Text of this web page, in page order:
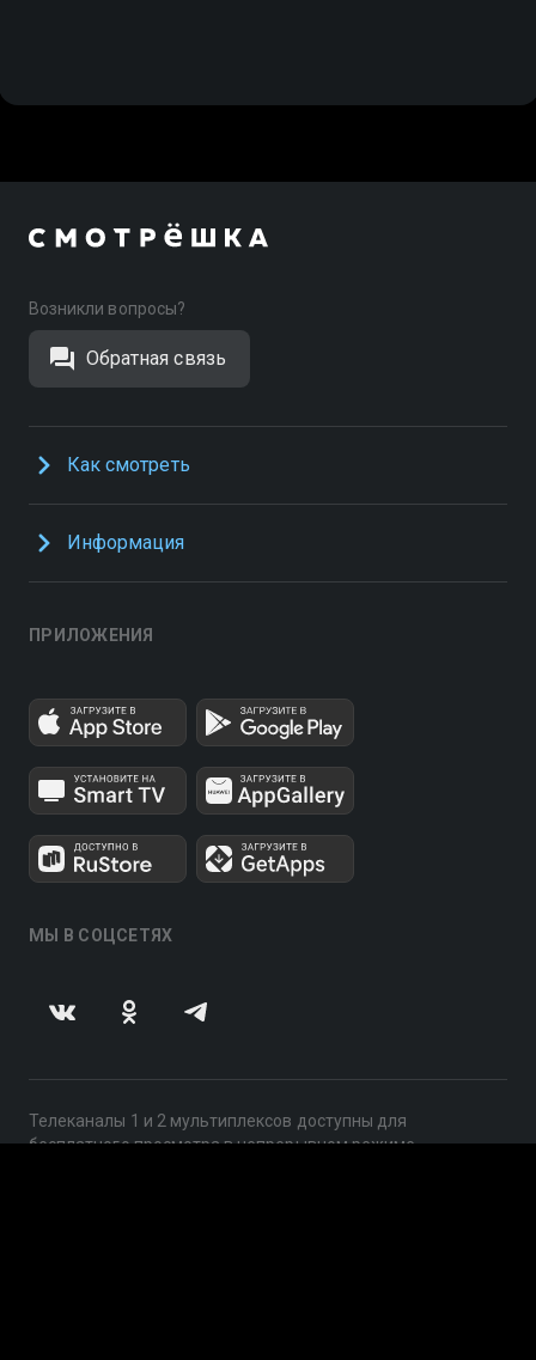
Возникли вопросы?
Обратная связь
Как смотреть
Информация
ПРИЛОЖЕНИЯ
МЫ В СОЦСЕТЯХ
Телеканалы 1 и 2 мультиплексов доступны для
бесплатного просмотра в непрерывном режиме,